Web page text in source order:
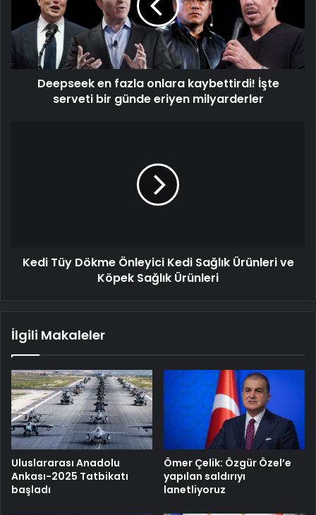
kaybettirdi!
İşte
serveti
bir
günde
milyarderler
Deepseek en fazla onlara kaybettirdi! İşte
serveti bir günde eriyen milyarderler
Sağlık
Kedi Tüy Dökme Önleyici Kedi Sağlık Ürünleri ve
Köpek Sağlık Ürünleri
İlgili Makaleler
Uluslararası Anadolu
Ankası-2025 Tatbikatı
başladı
Ömer Çelik: Özgür Özel’e
yapılan saldırıyı
lanetliyoruz